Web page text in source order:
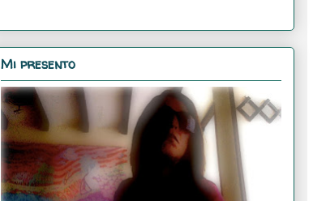
Mi presento